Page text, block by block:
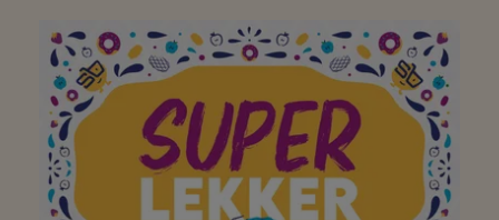
Aan mijn favoriete
buurtsuper om mijn
bezoek aan jullie winkel
op te vrolijken met een
brede glimlach!
Bedankt!